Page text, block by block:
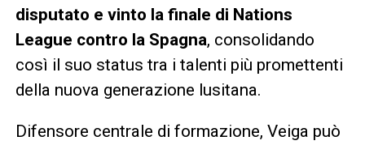
disputato e vinto la finale di Nations
League contro la Spagna, consolidando
così il suo status tra i talenti più promettenti
della nuova generazione lusitana.
Difensore centrale di formazione, Veiga può